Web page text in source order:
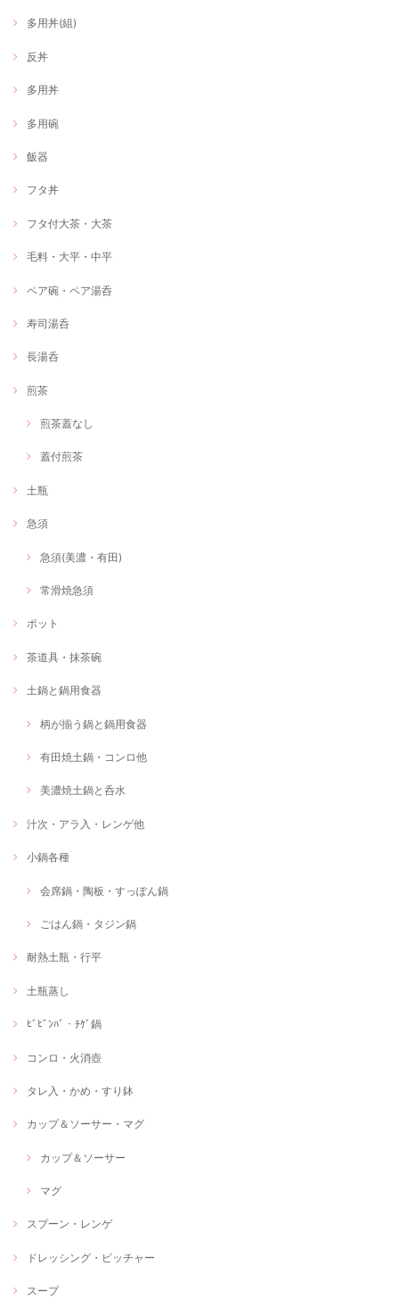
多用丼(組)
反丼
多用丼
多用碗
飯器
フタ丼
フタ付大茶・大茶
毛料・大平・中平
ペア碗・ペア湯呑
寿司湯呑
長湯呑
煎茶
煎茶蓋なし
蓋付煎茶
土瓶
急須
急須(美濃・有田)
常滑焼急須
ポット
茶道具・抹茶碗
土鍋と鍋用食器
柄が揃う鍋と鍋用食器
有田焼土鍋・コンロ他
美濃焼土鍋と呑水
汁次・アラ入・レンゲ他
小鍋各種
会席鍋・陶板・すっぽん鍋
ごはん鍋・タジン鍋
耐熱土瓶・行平
土瓶蒸し
ﾋﾞﾋﾞﾝﾊﾞ・ﾁｹﾞ鍋
コンロ・火消壺
タレ入・かめ・すり鉢
カップ＆ソーサー・マグ
カップ＆ソーサー
マグ
スプーン・レンゲ
ドレッシング・ピッチャー
スープ